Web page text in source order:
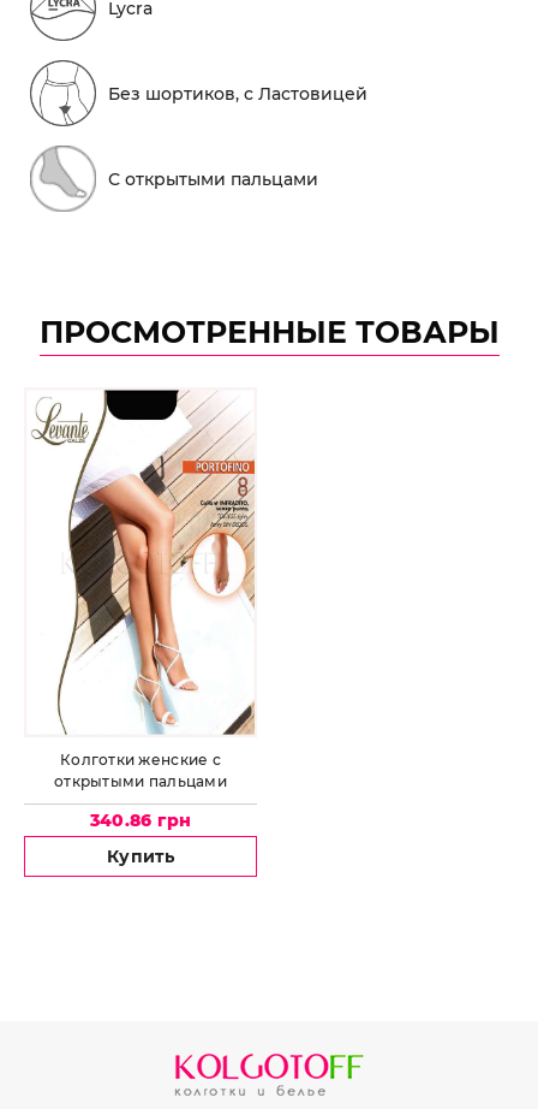
Lycra
Без шортиков, с Ластовицей
С открытыми пальцами
ПРОСМОТРЕННЫЕ ТОВАРЫ
Колготки женские с
открытыми пальцами
LEVANTE Portofino 8
340.86 грн
Купить